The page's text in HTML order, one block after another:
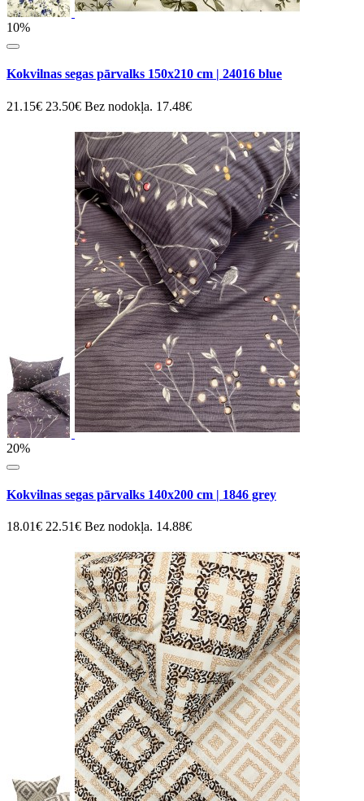
10%
Kokvilnas segas pārvalks 150x210 cm | 24016 blue
21.15€ 23.50€ Bez nodokļa. 17.48€
20%
Kokvilnas segas pārvalks 140x200 cm | 1846 grey
18.01€ 22.51€ Bez nodokļa. 14.88€